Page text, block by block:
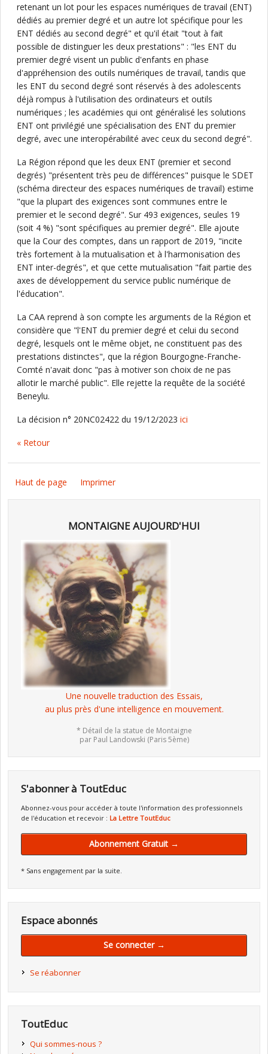
retenant un lot pour les espaces numériques de travail (ENT)
dédiés au premier degré et un autre lot spécifique pour les
ENT dédiés au second degré" et qu'il était "tout à fait
possible de distinguer les deux prestations" : "les ENT du
premier degré visent un public d'enfants en phase
d'appréhension des outils numériques de travail, tandis que
les ENT du second degré sont réservés à des adolescents
déjà rompus à l'utilisation des ordinateurs et outils
numériques ; les académies qui ont généralisé les solutions
ENT ont privilégié une spécialisation des ENT du premier
degré, avec une interopérabilité avec ceux du second degré".
La Région répond que les deux ENT (premier et second
degrés) "présentent très peu de différences" puisque le SDET
(schéma directeur des espaces numériques de travail) estime
"que la plupart des exigences sont communes entre le
premier et le second degré". Sur 493 exigences, seules 19
(soit 4 %) "sont spécifiques au premier degré". Elle ajoute
que la Cour des comptes, dans un rapport de 2019, "incite
très fortement à la mutualisation et à l'harmonisation des
ENT inter-degrés", et que cette mutualisation "fait partie des
axes de développement du service public numérique de
l'éducation".
La CAA reprend à son compte les arguments de la Région et
considère que "l'ENT du premier degré et celui du second
degré, lesquels ont le même objet, ne constituent pas des
prestations distinctes", que la région Bourgogne-Franche-
Comté n'avait donc "pas à motiver son choix de ne pas
allotir le marché public". Elle rejette la requête de la société
Beneylu.
La décision n° 20NC02422 du 19/12/2023 ici
« Retour
Haut de page Imprimer
MONTAIGNE AUJOURD'HUI
Une nouvelle traduction des Essais,
au plus près d'une intelligence en mouvement.
* Détail de la statue de Montaigne
par Paul Landowski (Paris 5ème)
S'abonner à ToutEduc
Abonnez-vous pour accéder à toute l'information des professionnels
de l'éducation et recevoir : La Lettre ToutEduc
Abonnement Gratuit →
* Sans engagement par la suite.
Espace abonnés
Se connecter →
Se réabonner
ToutEduc
Qui sommes-nous ?